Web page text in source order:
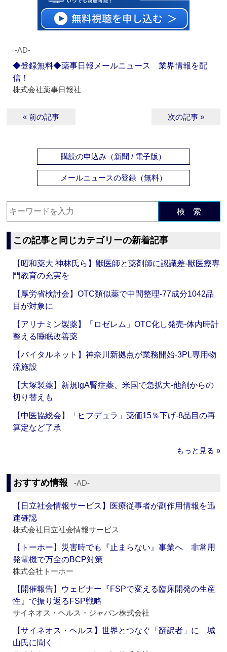
‐AD‐
◆登録無料◆薬事日報メールニュース 業界情報を配
信！
株式会社薬事日報社
« 前の記事 次の記事 »
購読の申込み（新聞 / 電子版）
メールニュースの登録（無料）
検 索
この記事と同じカテゴリーの新着記事
【昭和薬大 神林氏ら】獣医師と薬剤師に認識差‐獣医療専
門教育の充実を
【厚労省検討会】OTC類似薬で中間整理‐77成分1042品
目が対象に
【アリナミン製薬】「ロゼレム」OTC化し発売‐体内時計
整える睡眠改善薬
【バイタルネット】神奈川新拠点が業務開始‐3PL専用物
流施設
【大塚製薬】新規IgA腎症薬、米国で急拡大‐他剤からの
切り替えも
【中医協総会】「ヒフデュラ」薬価15％下げ‐8品目の再
算定など了承
もっと見る »
おすすめ情報 ‐AD‐
【日立社会情報サービス】医療従事者が副作用情報を迅
速確認
株式会社日立社会情報サービス
【トーホー】災害時でも『止まらない』事業へ 非常用
発電機で万全のBCP対策
株式会社トーホー
【開催報告】ウェビナー『FSPで変える臨床開発の生産
性』で振り返るFSP戦略
サイネオス・ヘルス・ジャパン株式会社
【サイネオス・ヘルス】世界とつなぐ「翻訳者」に 城
山氏に聞く